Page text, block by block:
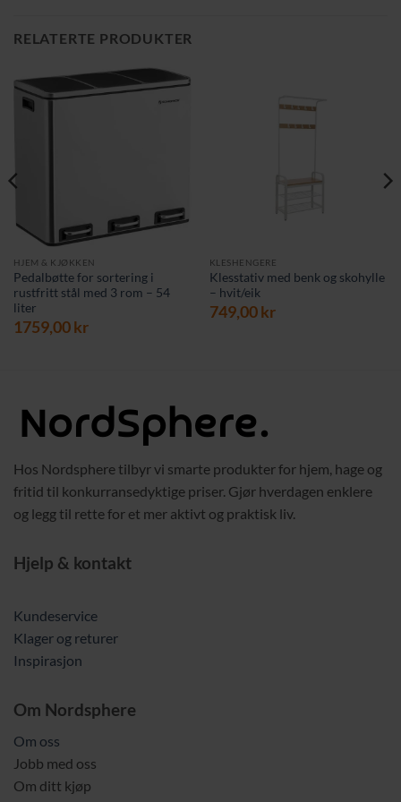
RELATERTE PRODUKTER
HJEM & KJØKKEN
Pedalbøtte for sortering i
rustfritt stål med 3 rom – 54
liter
1759,00kr
KLESHENGERE
Klesstativ med benk og skohylle
– hvit/eik
749,00kr
Hos Nordsphere tilbyr vi smarte produkter for hjem, hage og
fritid til konkurransedyktige priser. Gjør hverdagen enklere
og legg til rette for et mer aktivt og praktisk liv.
Hjelp & kontakt
Kundeservice
Klager og returer
Inspirasjon
Om Nordsphere
Om oss
Jobb med oss
Om ditt kjøp